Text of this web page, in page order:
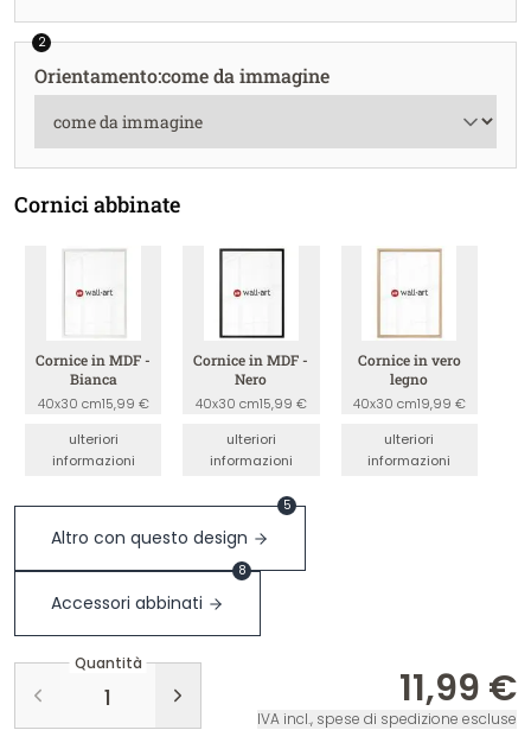
2
Orientamento:come da immagine
Cornici abbinate
Cornice in MDF -
Bianca
40x30 cm15,99 €
ulteriori
informazioni
Cornice in MDF -
Nero
40x30 cm15,99 €
ulteriori
informazioni
Cornice in vero
legno
40x30 cm19,99 €
ulteriori
informazioni
Altro con questo design
5
Accessori abbinati
8
Quantità
11,99 €
IVA incl., spese di spedizione escluse